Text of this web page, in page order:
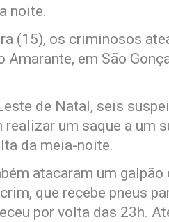
noite.
(15), os criminosos
em São
de Natal, seis
um saque a um
da meia-noite.
atacaram um galpão
que recebe pneus
por volta das 23h.